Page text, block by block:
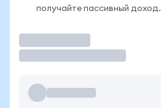
получайте пассивный доход.